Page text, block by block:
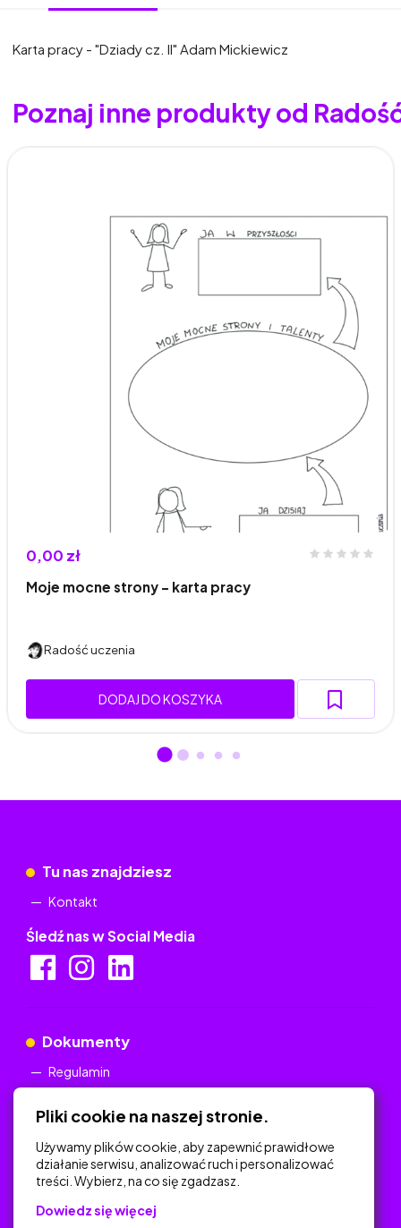
Karta pracy - "Dziady cz. II" Adam Mickiewicz
Poznaj inne produkty od
0,00 zł
Moje mocne strony - karta pracy
Radość uczenia
DODAJ DO KOSZYKA
Tu nas znajdziesz
Kontakt
Śledź nas w Social Media
Dokumenty
Regulamin
Na skróty
Polityka Prywatności
Pliki cookie na naszej stronie.
Używamy plików cookie, aby zapewnić prawidłowe
działanie serwisu, analizować ruch i personalizować
treści. Wybierz, na co się zgadzasz.
Dowiedz się więcej